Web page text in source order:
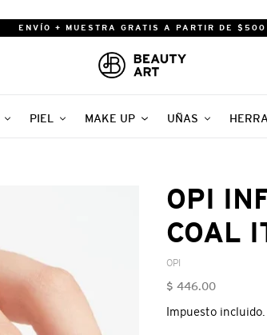
ENVÍO + MUESTRA GRATIS A PARTIR DE $500
PIEL MAKE UP UÑAS
OPI
COAL
VENDEDOR
OPI
Precio
$ 446.00
Impuesto incluido.